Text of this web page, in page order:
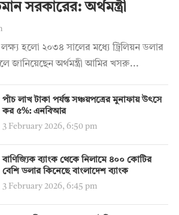
সরকারের: অর্থমন্ত্রী
হলো ২০৩৪ সালের মধ্যে ট্রিলিয়ন ডলার
জানিয়েছেন অর্থমন্ত্রী আমির খসরু...
পাঁচ লাখ টাকা পর্যন্ত সঞ্চয়পত্রের মুনাফায় উৎসে
কর ৫%: এনবিআর
3 February 2026, 6:50 pm
বাণিজ্যিক ব্যাংক থেকে নিলামে ৪০০ কোটির
বেশি ডলার কিনেছে বাংলাদেশ ব্যাংক
3 February 2026, 6:45 pm